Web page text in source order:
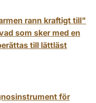
rann kraftigt till"
som sker med en
till lättläst
för